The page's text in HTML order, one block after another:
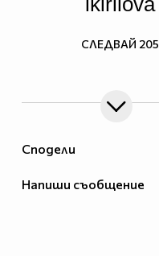
Сподели
Напиши съобщение
СЛЕДВАЙ 205